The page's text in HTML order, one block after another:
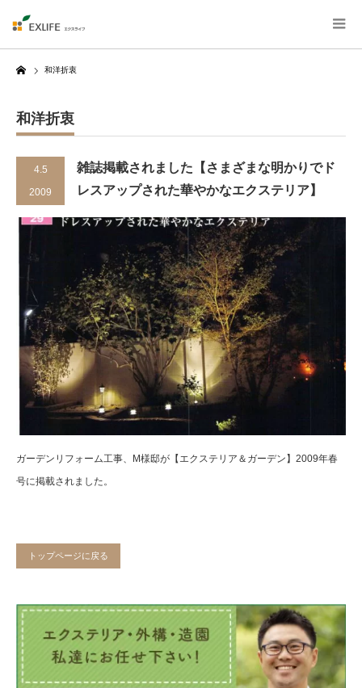
Home
和洋折衷
和洋折衷
4.5
2009
雑誌掲載されました【さまざまな明かりでド
レスアップされた華やかなエクステリア】
ガーデンリフォーム工事、M様邸が【エクステリア＆ガーデン】2009年春
号に掲載されました。
トップページに戻る